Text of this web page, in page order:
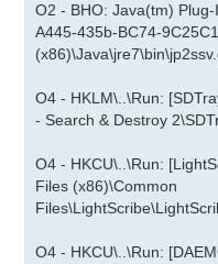
O2 - BHO: Java(tm)
A445-435b-BC74-
O4 - HKLM\..\Run:
- Search & Destroy
O4 - HKCU\..\Run:
Files (x86)\Common
O4 - HKCU\..\Run: